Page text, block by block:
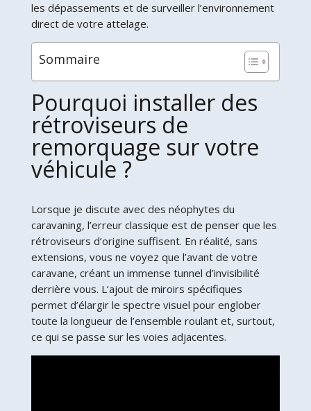
les dépassements et de surveiller l’environnement
direct de votre attelage.
Sommaire
Pourquoi installer des
rétroviseurs de
remorquage sur votre
véhicule ?
Lorsque je discute avec des néophytes du
caravaning, l’erreur classique est de penser que les
rétroviseurs d’origine suffisent. En réalité, sans
extensions, vous ne voyez que l’avant de votre
caravane, créant un immense tunnel d’invisibilité
derrière vous. L’ajout de miroirs spécifiques
permet d’élargir le spectre visuel pour englober
toute la longueur de l’ensemble roulant et, surtout,
ce qui se passe sur les voies adjacentes.